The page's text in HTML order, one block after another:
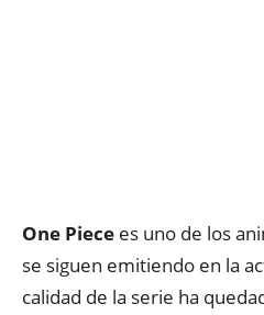
One Piece es uno de los
se siguen emitiendo en la
calidad de la serie ha